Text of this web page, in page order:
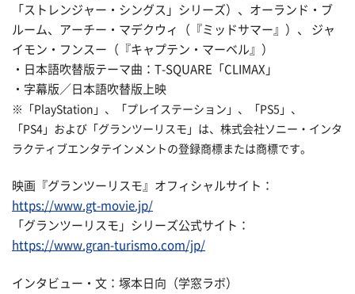
「ストレンジャー・シングス」シリーズ）、オーランド・ブ
ルーム、アーチー・マデクウィ（『ミッドサマー』）、 ジャ
イモン・フンスー（『キャプテン・マーベル』）
・日本語吹替版テーマ曲：T-SQUARE「CLIMAX」
・字幕版／日本語吹替版上映
※「PlayStation」、「プレイステーション」、「PS5」、
「PS4」および「グランツーリスモ」は、株式会社ソニー・インタ
ラクティブエンタテインメントの登録商標または商標です。
映画『グランツーリスモ』オフィシャルサイト：
https://www.gt-movie.jp/
「グランツーリスモ」シリーズ公式サイト：
https://www.gran-turismo.com/jp/
インタビュー・文：塚本日向（学窓ラボ）